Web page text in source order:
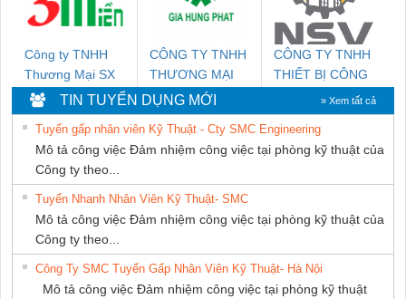
Công ty TNHH
Thương Mại SX
Ba Miền
CÔNG TY TNHH
THƯƠNG MẠI
DỊCH VỤ KỸ
THUẬT ĐIỆN CƠ
GIA HƯNG
PHÁT
CÔNG TY TNHH
THIẾT BỊ CÔNG
NGHIỆP NIHON
SETSUBI VIỆT
NAM
TIN TUYỂN DỤNG MỚI » Xem tất cả
Tuyển gấp nhân viên Kỹ Thuật - Cty SMC Engineering
Mô tả công việc Đảm nhiệm công việc tại phòng kỹ thuật của
Công ty theo...
Tuyển Nhanh Nhân Viên Kỹ Thuật- SMC
Mô tả công việc Đảm nhiệm công việc tại phòng kỹ thuật của
Công ty theo...
Công Ty SMC Tuyển Gấp Nhân Viên Kỹ Thuật- Hà Nội
Mô tả công việc Đảm nhiệm công việc tại phòng kỹ thuật